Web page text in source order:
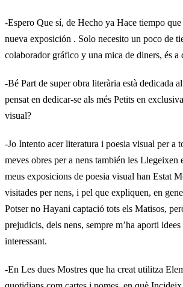
-Espero Que sí, de Hecho ya Hace tiempo que
nueva exposición . Solo necesito un poco de
colaborador gráfico y una mica de diners, és a
-Bé Part de super obra literària està dedicada
pensat en dedicar-se als més Petits en
visual?
-Jo Intento acer literatura i poesia visual per a
meves obres per a nens también les Llegeixen
meus exposicions de poesia visual han Estat
visitades per nens, i pel que expliquen, en
Potser no Hayani captació tots els Matisos,
prejudicis, dels nens, sempre m’ha aporti
interessant.
-En Les dues Mostres que ha creat utilitza